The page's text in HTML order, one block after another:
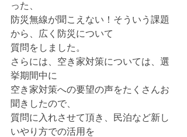
った、
防災無線が聞こえない！そういう課題
から、広く防災について
質問をしました。
さらには、空き家対策については、選
挙期間中に
空き家対策への要望の声をたくさんお
聞きしたので、
質問に入れさせて頂き、民泊など新し
いやり方での活用を